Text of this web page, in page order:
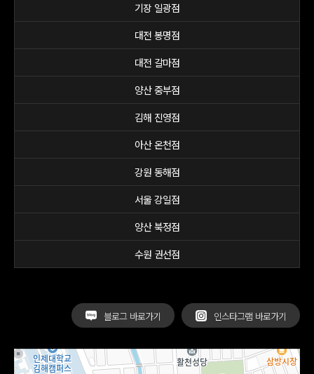
기장 일광점
대전 봉명점
대전 갈마점
양산 중부점
김해 진영점
아산 온천점
강원 동해점
서울 강일점
양산 북정점
수원 권선점
인스타그램 바로가기
블로그 바로가기